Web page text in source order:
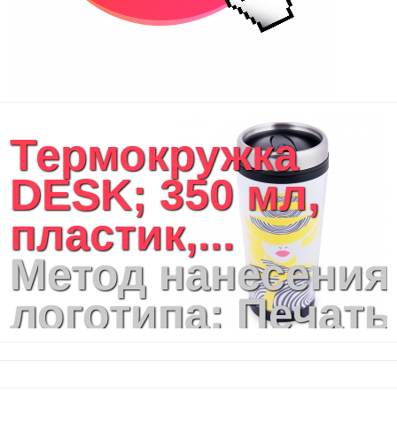
Термокружка
DESK; 350 мл,
пластик,...
Метод нанесения
логотипа: Печать